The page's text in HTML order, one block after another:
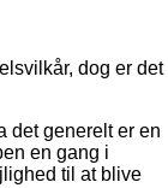
dog er det
det generelt er en
en gang i
til at blive